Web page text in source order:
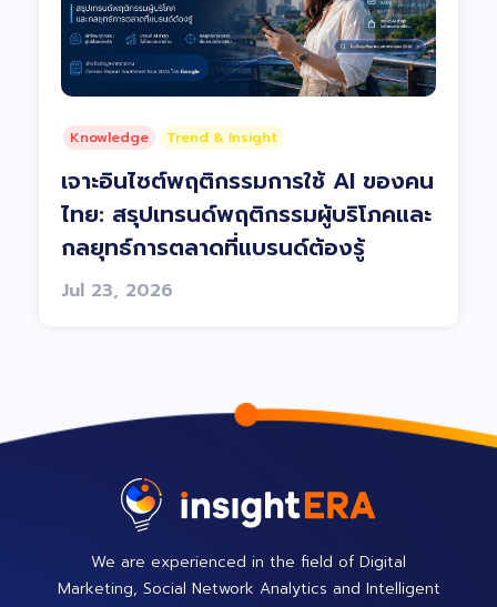
Knowledge Trend & Insight
เจาะอินไซต์พฤติกรรมการใช้ AI ของคน
ไทย: สรุปเทรนด์พฤติกรรมผู้บริโภคและ
กลยุทธ์การตลาดที่แบรนด์ต้องรู้
Jul 23, 2026
We are experienced in the field of Digital
Marketing, Social Network Analytics and Intelligent